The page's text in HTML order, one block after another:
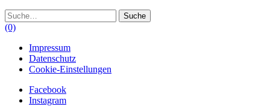
Suche
(0)
Impressum
Datenschutz
Cookie-Einstellungen
Facebook
Instagram